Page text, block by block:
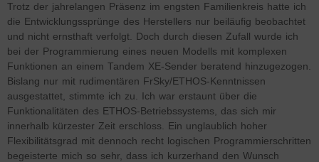
Trotz der jahrelangen Präsenz im engsten Familienkreis hatte ich
die Entwicklungssprünge des Herstellers nur beiläufig beobachtet
und nicht ernsthaft verfolgt. Doch durch diesen Zufall wurde ich
bei der Programmierung eines neuen Modells mit komplexen
Funktionen an einem Tandem XE-Sender beratend hinzugezogen.
Bislang nur mit rudimentären FrSky/ETHOS-Kenntnissen
ausgestattet, stimmte ich zu. Ich war erstaunt über die
Funktionalitäten des ETHOS-Betriebssystems, das sich mir
innerhalb kürzester Zeit erschloss. Ein unglaublich hoher
Flexibilitätsgrad mit dennoch recht logischen Programmierschritten
begeisterte mich so sehr, dass ich kurzerhand den Wunsch